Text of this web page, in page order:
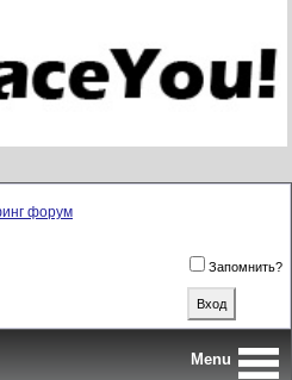
форум
Запомнить?
Menu